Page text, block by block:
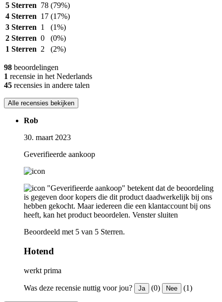
5 Sterren 78 (79%)
4 Sterren 17 (17%)
3 Sterren 1
(1%)
2 Sterren 0
(0%)
1 Sterren 2 (2%)
98 beoordelingen
1 recensie in het Nederlands
45 recensies in andere talen
Alle recensies bekijken
Rob
30. maart 2023
Geverifieerde aankoop
"Geverifieerde aankoop" betekent dat de beoordeling
is gegeven door kopers die dit product daadwerkelijk bij ons
hebben gekocht. Maar iedereen die een klantaccount bij ons
heeft, kan het product beoordelen. Venster sluiten
Beoordeeld met 5 van 5 Sterren.
Hotend
werkt prima
Was deze recensie nuttig voor jou? Ja (0) Nee (1)